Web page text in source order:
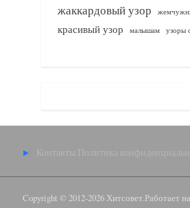
жаккардовый узор
красивый узор малышам узоры
Контакты Политика
Copyright © 2012-2026 Хитсовет.Работает на